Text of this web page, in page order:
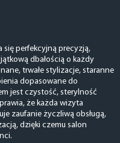
się perfekcyjną precyzją,
dbałością o każdy
trwałe stylizacje, staranne
dopasowane do
jest czystość, sterylność
że każda wizyta
zaufanie życzliwą obsługą,
dzięki czemu salon